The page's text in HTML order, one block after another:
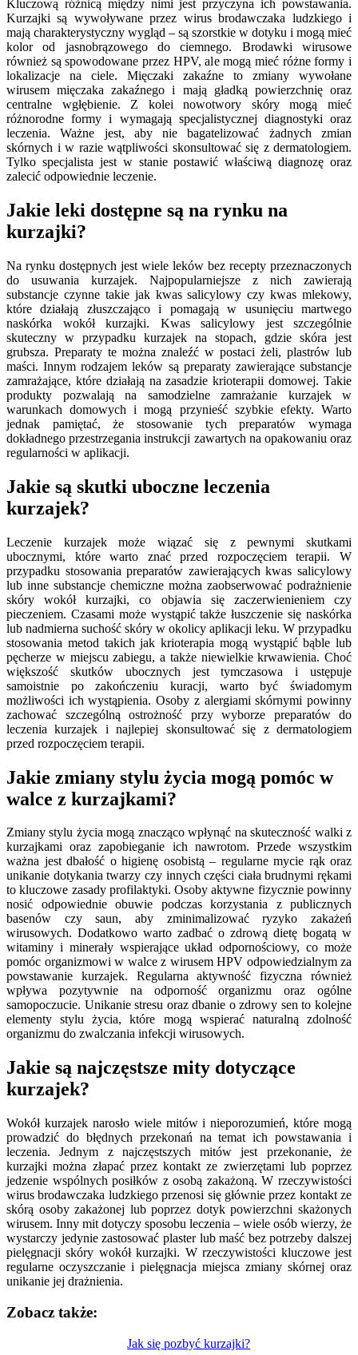
Kluczową różnicą między nimi jest przyczyna ich powstawania.
Kurzajki są wywoływane przez wirus brodawczaka ludzkiego i
mają charakterystyczny wygląd – są szorstkie w dotyku i mogą mieć
kolor od jasnobrązowego do ciemnego. Brodawki wirusowe
również są spowodowane przez HPV, ale mogą mieć różne formy i
lokalizacje na ciele. Mięczaki zakaźne to zmiany wywołane
wirusem mięczaka zakaźnego i mają gładką powierzchnię oraz
centralne wgłębienie. Z kolei nowotwory skóry mogą mieć
różnorodne formy i wymagają specjalistycznej diagnostyki oraz
leczenia. Ważne jest, aby nie bagatelizować żadnych zmian
skórnych i w razie wątpliwości skonsultować się z dermatologiem.
Tylko specjalista jest w stanie postawić właściwą diagnozę oraz
zalecić odpowiednie leczenie.
Jakie leki dostępne są na rynku na
kurzajki?
Na rynku dostępnych jest wiele leków bez recepty przeznaczonych
do usuwania kurzajek. Najpopularniejsze z nich zawierają
substancje czynne takie jak kwas salicylowy czy kwas mlekowy,
które działają złuszczająco i pomagają w usunięciu martwego
naskórka wokół kurzajki. Kwas salicylowy jest szczególnie
skuteczny w przypadku kurzajek na stopach, gdzie skóra jest
grubsza. Preparaty te można znaleźć w postaci żeli, plastrów lub
maści. Innym rodzajem leków są preparaty zawierające substancje
zamrażające, które działają na zasadzie krioterapii domowej. Takie
produkty pozwalają na samodzielne zamrażanie kurzajek w
warunkach domowych i mogą przynieść szybkie efekty. Warto
jednak pamiętać, że stosowanie tych preparatów wymaga
dokładnego przestrzegania instrukcji zawartych na opakowaniu oraz
regularności w aplikacji.
Jakie są skutki uboczne leczenia
kurzajek?
Leczenie kurzajek może wiązać się z pewnymi skutkami
ubocznymi, które warto znać przed rozpoczęciem terapii. W
przypadku stosowania preparatów zawierających kwas salicylowy
lub inne substancje chemiczne można zaobserwować podrażnienie
skóry wokół kurzajki, co objawia się zaczerwienieniem czy
pieczeniem. Czasami może wystąpić także łuszczenie się naskórka
lub nadmierna suchość skóry w okolicy aplikacji leku. W przypadku
stosowania metod takich jak krioterapia mogą wystąpić bąble lub
pęcherze w miejscu zabiegu, a także niewielkie krwawienia. Choć
większość skutków ubocznych jest tymczasowa i ustępuje
samoistnie po zakończeniu kuracji, warto być świadomym
możliwości ich wystąpienia. Osoby z alergiami skórnymi powinny
zachować szczególną ostrożność przy wyborze preparatów do
leczenia kurzajek i najlepiej skonsultować się z dermatologiem
przed rozpoczęciem terapii.
Jakie zmiany stylu życia mogą pomóc w
walce z kurzajkami?
Zmiany stylu życia mogą znacząco wpłynąć na skuteczność walki z
kurzajkami oraz zapobieganie ich nawrotom. Przede wszystkim
ważna jest dbałość o higienę osobistą – regularne mycie rąk oraz
unikanie dotykania twarzy czy innych części ciała brudnymi rękami
to kluczowe zasady profilaktyki. Osoby aktywne fizycznie powinny
nosić odpowiednie obuwie podczas korzystania z publicznych
basenów czy saun, aby zminimalizować ryzyko zakażeń
wirusowych. Dodatkowo warto zadbać o zdrową dietę bogatą w
witaminy i minerały wspierające układ odpornościowy, co może
pomóc organizmowi w walce z wirusem HPV odpowiedzialnym za
powstawanie kurzajek. Regularna aktywność fizyczna również
wpływa pozytywnie na odporność organizmu oraz ogólne
samopoczucie. Unikanie stresu oraz dbanie o zdrowy sen to kolejne
elementy stylu życia, które mogą wspierać naturalną zdolność
organizmu do zwalczania infekcji wirusowych.
Jakie są najczęstsze mity dotyczące
kurzajek?
Wokół kurzajek narosło wiele mitów i nieporozumień, które mogą
prowadzić do błędnych przekonań na temat ich powstawania i
leczenia. Jednym z najczęstszych mitów jest przekonanie, że
kurzajki można złapać przez kontakt ze zwierzętami lub poprzez
jedzenie wspólnych posiłków z osobą zakażoną. W rzeczywistości
wirus brodawczaka ludzkiego przenosi się głównie przez kontakt ze
skórą osoby zakażonej lub poprzez dotyk powierzchni skażonych
wirusem. Inny mit dotyczy sposobu leczenia – wiele osób wierzy, że
wystarczy jedynie zastosować plaster lub maść bez potrzeby dalszej
pielęgnacji skóry wokół kurzajki. W rzeczywistości kluczowe jest
regularne oczyszczanie i pielęgnacja miejsca zmiany skórnej oraz
unikanie jej drażnienia.
Zobacz także:
Jak się pozbyć kurzajki?